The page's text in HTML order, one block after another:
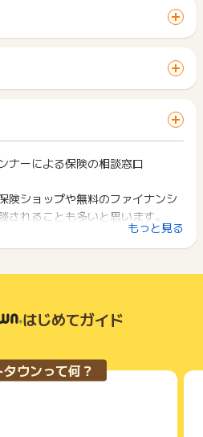
サルティング」のサービスをご利
る世帯の方限定（対象世帯：両親
象外）
ある方（ご本人に収入がない専
収入を含む世帯収入があれば対
方
マイクをONにしてご相談いただ
ヒアリングや確認事項にお答えい
ケートにお答えいただける方
なくとも１回以上面談し
記の場合
必要である場合、適正な保障額？
容が解決された場合
の派生する新たな相談等があった
込みやお買い物が完了するまでの
のサイトに移動した場合はポイン
」ボタンを押した時とサービス・
・ブラウザが異なる場合はポイン
スをご利用される場合は、毎回
。
広告主側で対象外とみなし、「獲
合
い物を利用されたことがある場合
をおこなっていただくことを推奨
お電話など2つ以上の申し込み方
のWEBフォームからお申し込みく
は、1商品につき10円単位の金額
のものは切り捨てとなり、ポイ
。
ト等を利用して支払われた金額分
ウンのポイント獲得の対象には含
スの都合もしくは会員様の都合で
セルされた場合、ポイントが無効
は各広告主ではなく、代理店が行
ントに関する詳細を把握しており
ポイントに関するお問い合わせを
お願いいたします。
ナーによる保険の相談窓口
険ショップや無料のファイナンシ
されることも多いと思います。
の保険会社の代理店として最適な
ているケースが多く無料で色々保
の説明がない場合や、相談者のラ
が必要だと説明したり、必要だっ
か勧められない場合は注意が必要
勧めたり保険手数料の高い保険商
もっと見る
はじめてガイド
ウンって何？